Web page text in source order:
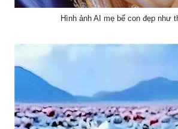
Hình ảnh AI mẹ bế con đẹp như